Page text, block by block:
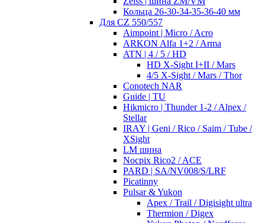
Кольца 26-30-34-35-36-40 мм
Для CZ 550/557
Aimpoint | Micro / Acro
ARKON Alfa 1+2 / Arma
ATN | 4 / 5 / HD
HD X-Sight I+II / Mars
4/5 X-Sight / Mars / Thor
Conotech NAR
Guide | TU
Hikmicro | Thunder 1-2 / Alpex /
Stellar
IRAY | Geni / Rico / Saim / Tube /
XSight
LM шина
Nocpix Rico2 / ACE
PARD | SA/NV008/S/LRF
Picatinny
Pulsar & Yukon
Apex / Trail / Digisight ultra
Thermion / Digex